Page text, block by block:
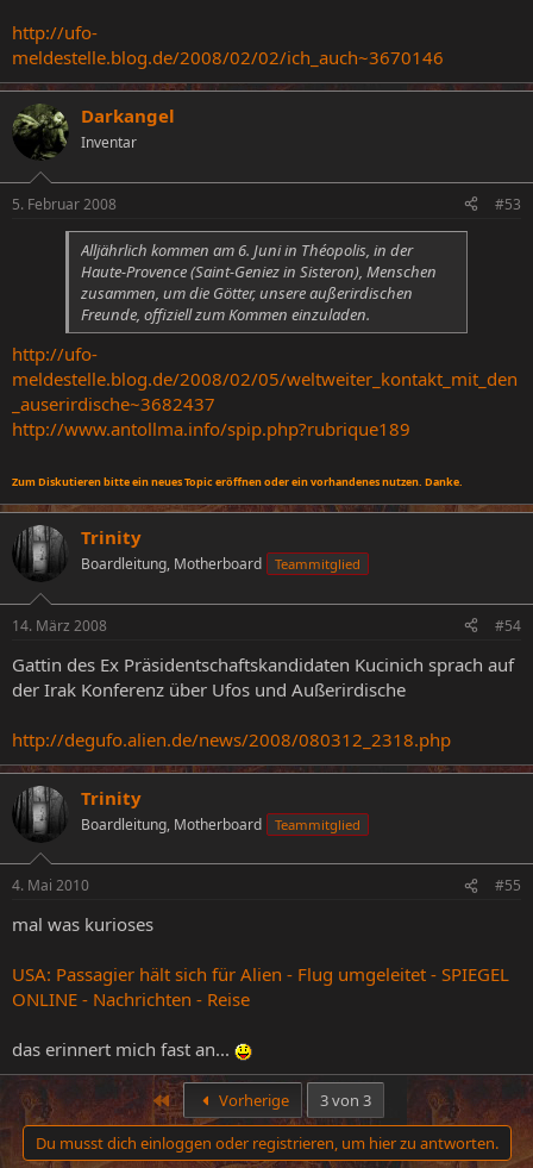
http://ufo-
meldestelle.blog.de/2008/02/02/ich_auch~3670146
Darkangel
Inventar
5. Februar 2008 #53
Alljährlich kommen am 6. Juni in Théopolis, in der
Haute-Provence (Saint-Geniez in Sisteron), Menschen
zusammen, um die Götter, unsere außerirdischen
Freunde, offiziell zum Kommen einzuladen.
http://ufo-
meldestelle.blog.de/2008/02/05/weltweiter_kontakt_mit_den
_auserirdische~3682437
http://www.antollma.info/spip.php?rubrique189
Zum Diskutieren bitte ein neues Topic eröffnen oder ein vorhandenes nutzen. Danke.
Trinity
Boardleitung, Motherboard Teammitglied
14. März 2008 #54
Gattin des Ex Präsidentschaftskandidaten Kucinich sprach auf
der Irak Konferenz über Ufos und Außerirdische
http://degufo.alien.de/news/2008/080312_2318.php
Trinity
Boardleitung, Motherboard Teammitglied
4. Mai 2010 #55
mal was kurioses
USA: Passagier hält sich für Alien - Flug umgeleitet - SPIEGEL
ONLINE - Nachrichten - Reise
das erinnert mich fast an...
Erste Vorherige
3 von 3
Du musst dich einloggen oder registrieren, um hier zu antworten.